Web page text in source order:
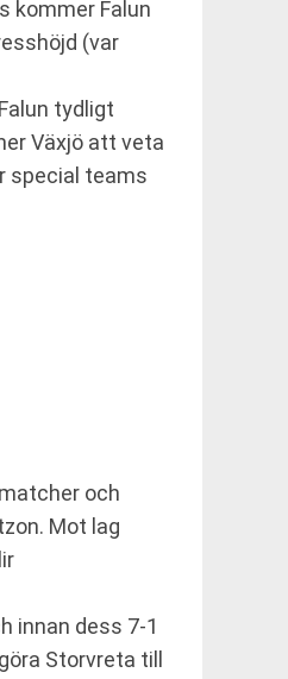
kommer Falun
(var
tydligt
Växjö att veta
special teams
och
Mot lag
innan dess 7-1
Storvreta till